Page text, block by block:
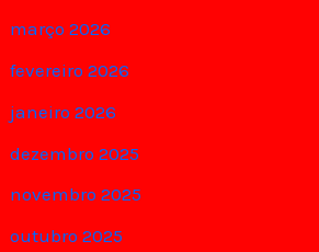
março 2026
fevereiro 2026
janeiro 2026
dezembro 2025
novembro 2025
outubro 2025